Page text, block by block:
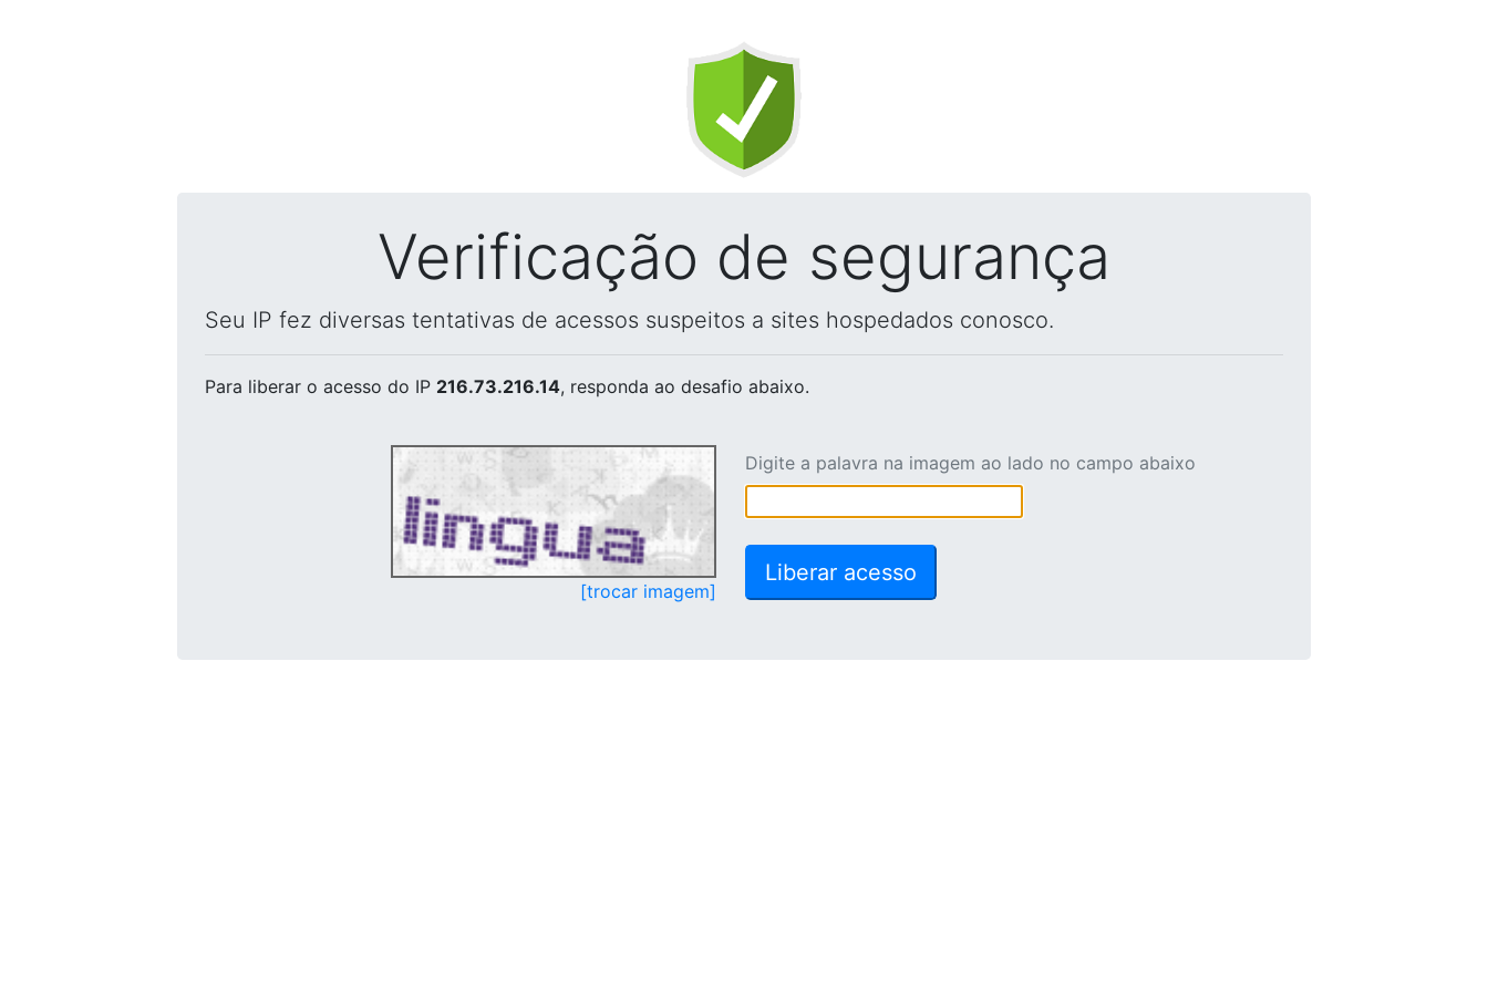
Verificação de segurança
Seu IP fez diversas tentativas de acessos suspeitos a sites hospedados conosco.
Para liberar o acesso do IP 216.73.216.14, responda ao desafio abaixo.
[trocar imagem]
Digite a palavra na imagem ao lado no campo abaixo